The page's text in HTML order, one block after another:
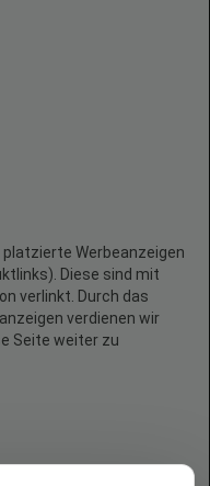
Werbeanzeigen
Diese sind mit
verlinkt. Durch das
verdienen wir
Seite weiter zu